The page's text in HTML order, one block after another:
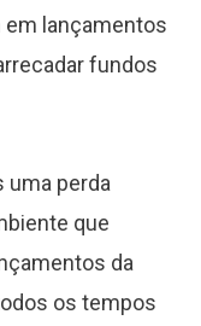
lançamentos
fundos
uma perda
que
da
os tempos